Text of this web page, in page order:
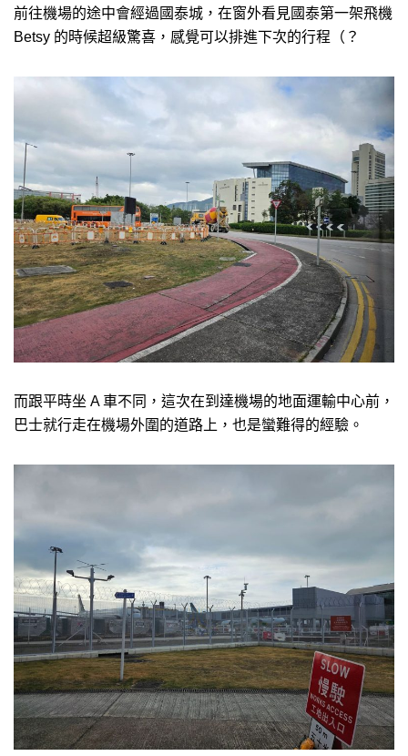
前往機場的途中會經過國泰城，在窗外看見國泰第一架飛機
Betsy 的時候超級驚喜，感覺可以排進下次的行程（？
而跟平時坐 A 車不同，這次在到達機場的地面運輸中心前，
巴士就行走在機場外圍的道路上，也是蠻難得的經驗。